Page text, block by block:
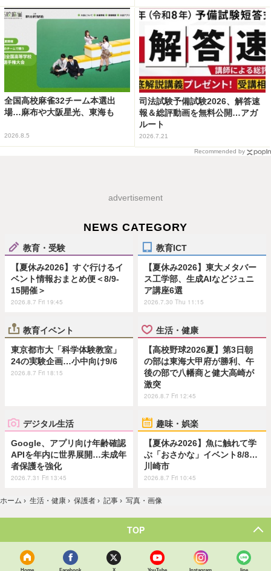
全国高校麻雀32チーム本選出
場…麻布や大阪星光、東海も
2026.8.5
司法試験予備試験2026、解答速
報＆総評動画を無料公開…アガ
ルート
2026.7.21
Recommended by
advertisement
NEWS CATEGORY
教育・受験
【夏休み2026】すぐ行けるイ
ベント情報おまとめ便＜8/9-
15開催＞
2026.8.7 Fri 19:45
教育ICT
【夏休み2026】東大メタバー
ス工学部、生成AIなどジュニ
ア講座6選
2026.7.30 Thu 11:15
教育イベント
東京都市大「科学体験教室」
24の実験企画…小中向け9/6
2026.8.7 Fri 18:15
生活・健康
【高校野球2026夏】第3日朝
の部は東海大甲府が勝利、午
後の部で八幡商と健大高崎が
激突
2026.8.7 Fri 12:45
デジタル生活
Google、アプリ向け年齢確認
APIを年内に世界展開…未成年
者保護を強化
2026.7.31 Fri 13:45
趣味・娯楽
【夏休み2026】魚に触れて学
ぶ「おさかな」イベント8/8…
川崎市
2026.8.7 Fri 10:45
ホーム › 生活・健康 › 保護者 › 記事 › 写真・画像
TOP
Home Facebook X YouTube Instagram line